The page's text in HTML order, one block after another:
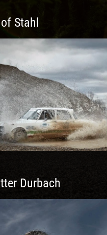
Stahl
durfte es werden.
Durbach